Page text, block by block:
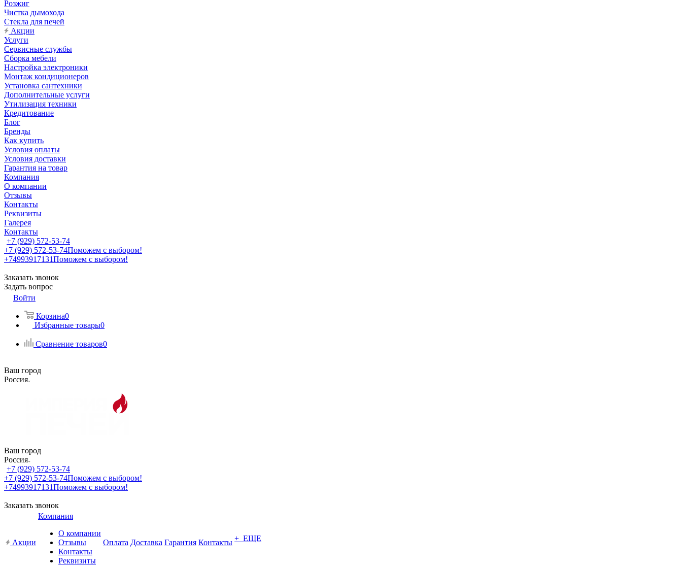
Розжиг
Чистка дымохода
Стекла для печей
Акции
Услуги
Сервисные службы
Сборка мебели
Настройка электроники
Монтаж кондиционеров
Установка сантехники
Дополнительные услуги
Утилизация техники
Кредитование
Блог
Бренды
Как купить
Условия оплаты
Условия доставки
Гарантия на товар
Компания
О компании
Отзывы
Контакты
Реквизиты
Галерея
Контакты
+7 (929) 572-53-74
+7 (929) 572-53-74Поможем с выбором!
+74993917131Поможем с выбором!
Заказать звонок
Задать вопрос
Войти
Корзина0
Избранные товары0
Сравнение товаров0
Ваш город
Россия
Ваш город
Россия
+7 (929) 572-53-74
+7 (929) 572-53-74Поможем с выбором!
+74993917131Поможем с выбором!
Заказать звонок
Акции
Компания
О компании
Отзывы
Контакты
Реквизиты
Оплата Доставка Гарантия Контакты + ЕЩЕ